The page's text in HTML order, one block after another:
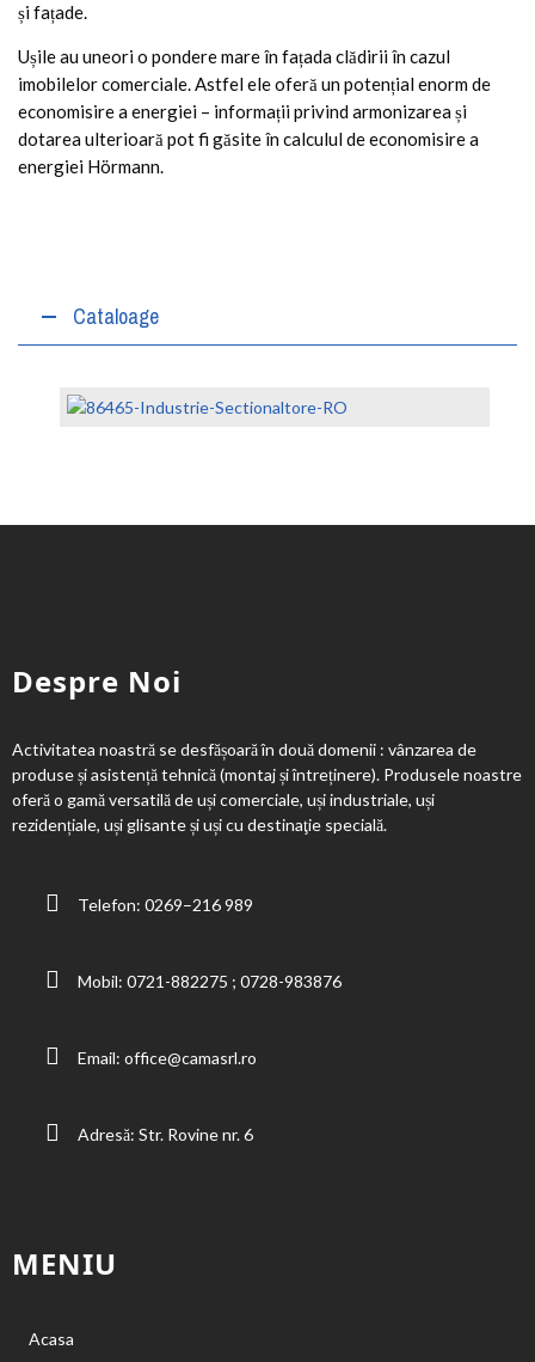
și fațade.
Ușile au uneori o pondere mare în fațada clădirii în cazul
imobilelor comerciale. Astfel ele oferă un potențial enorm de
economisire a energiei – informații privind armonizarea și
dotarea ulterioară pot fi găsite în calculul de economisire a
energiei Hörmann.
Cataloage
Despre Noi
Activitatea noastră se desfășoară în două domenii : vânzarea de
produse și asistență tehnică (montaj și întreținere). Produsele noastre
oferă o gamă versatilă de uși comerciale, uși industriale, uși
rezidențiale, uși glisante și uși cu destinaţie specială.
Telefon: 0269–216 989
Mobil: 0721-882275 ; 0728-983876
Email: office@camasrl.ro
Adresă: Str. Rovine nr. 6
MENIU
Acasa